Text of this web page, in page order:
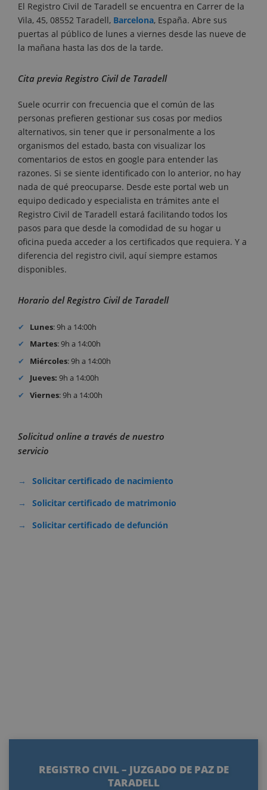
REGISTRO CIVIL – JUZGADO DE PAZ DE
TARADELL
El Registro Civil de Taradell se encuentra en Carrer de la
Vila, 45, 08552 Taradell, Barcelona, España. Abre sus
puertas al público de lunes a viernes desde las nueve de
la mañana hasta las dos de la tarde.
Cita previa Registro Civil de Taradell
Suele ocurrir con frecuencia que el común de las
personas prefieren gestionar sus cosas por medios
alternativos, sin tener que ir personalmente a los
organismos del estado, basta con visualizar los
comentarios de estos en google para entender las
razones. Si se siente identificado con lo anterior, no hay
nada de qué preocuparse. Desde este portal web un
equipo dedicado y especialista en trámites ante el
Registro Civil de Taradell estará facilitando todos los
pasos para que desde la comodidad de su hogar u
oficina pueda acceder a los certificados que requiera. Y a
diferencia del registro civil, aquí siempre estamos
disponibles.
Horario del Registro Civil de Taradell
Lunes: 9h a 14:00h
Martes: 9h a 14:00h
Miércoles: 9h a 14:00h
Jueves: 9h a 14:00h
Viernes: 9h a 14:00h
Solicitud online a través de nuestro
servicio
Solicitar certificado de nacimiento
Solicitar certificado de matrimonio
Solicitar certificado de defunción